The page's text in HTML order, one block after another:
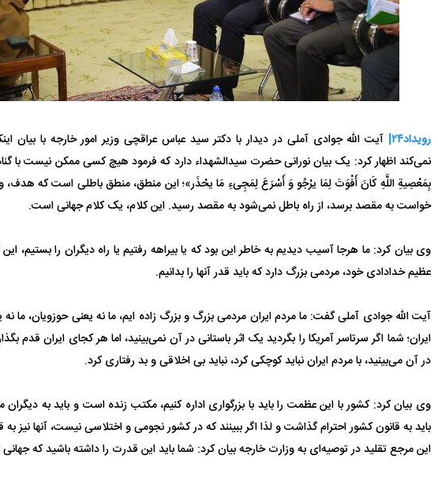
رویداد۲۴|
آیت الله جوادی آملی در دیدار با دکتر سید عباس عراقچی وزیر امور خارجه با بیان
نمی‌کند اظهار کرد: یک بیان نورانی حضرت سیدالشهداء دارد که فرمود هیچ کسی ممکن نیست با
بِمَعْصِیةِ اللَّهِ کَانَ أَفْوَتَ لِمَا یرْجُو وَ أَسْرَعَ لِمَجِی‌ءِ مَا یحْذَر»؛ این منطق، منطق باطلی است که هدف،
خواست به مقصد برسد، از راه باطل نمی‌شود به مقصد رسید. این کلام، یک کلام جهانی است.
وی بیان کرد: ما هرجا آسیب دیدیم به خاطر این بود که یا بیراهه رفتیم یا راه دیگران را بستیم، این
عظیم خدادادی خود، مردمی بزرگ دارد که باید قدر آنها را بدانیم.
آیت الله جوادی آملی گفت: ما مردم ایران مردمی بزرگ و بزرگ زاده ایم، ما نه یعنی حوزویان، ما
ایران؛ شما اگر سرتاسر آمریکا را بگردید یک اثر باستانی در آن نمی‌بینید، اما هر کجای ایران قدم
در آن می‌بینید، با مردم ایران نباید کوچکی کرد، نباید بی اخلاقی و بد رفتاری کرد.
وی بیان کرد: کشور با این عظمت را باید با بزرگواری اداره کنیم، مکتب زنده است و باید به دیگران
باید به قانون کشور احترام گذاشت و لذا اگر ببینند که در کشور نجومی و اختلاسی نیست، آنها نیز به
این مرجع تقلید در توصیه‌ای به وزارت خارجه بیان کرد: شما باید این قدرت را داشته باشید که
هواپیمای مرموز E-11A BACN چیست؟
فضاپیمای «استارشیپ» ایلان ماسک
چیست؟
حدید
مرگبارتر
جدید ایران
واژگونی مرگبار سمند در اصفهان | ۴ نفر
کشته شدند
عکس| ماجرای کشف جسد ناشناس که
توسط حیوانات خورده شد
زنگ خطر